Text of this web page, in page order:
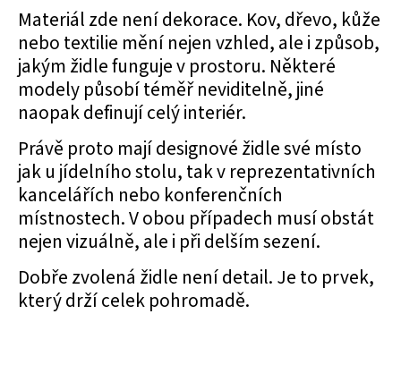
Materiál zde není dekorace. Kov, dřevo, kůže
nebo textilie mění nejen vzhled, ale i způsob,
jakým židle funguje v prostoru. Některé
modely působí téměř neviditelně, jiné
naopak definují celý interiér.
Právě proto mají designové židle své místo
jak u jídelního stolu, tak v reprezentativních
kancelářích nebo konferenčních
místnostech. V obou případech musí obstát
nejen vizuálně, ale i při delším sezení.
Dobře zvolená židle není detail. Je to prvek,
který drží celek pohromadě.